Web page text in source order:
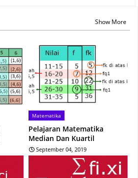
Show More
Matematika
Pelajaran Matematika
Median Dan Kuartil
September 04, 2019